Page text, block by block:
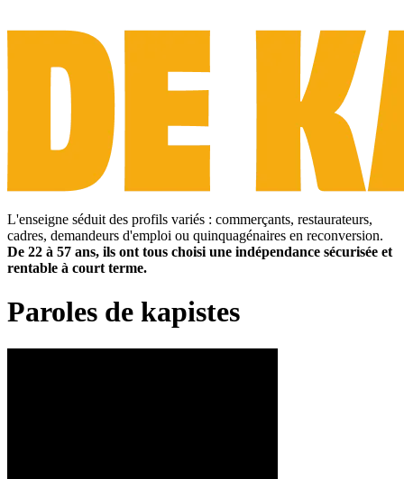
L'enseigne séduit des profils variés : commerçants, restaurateurs,
cadres, demandeurs d'emploi ou quinquagénaires en reconversion.
De 22 à 57 ans, ils ont tous choisi une indépendance sécurisée et
rentable à court terme.
Paroles de kapistes